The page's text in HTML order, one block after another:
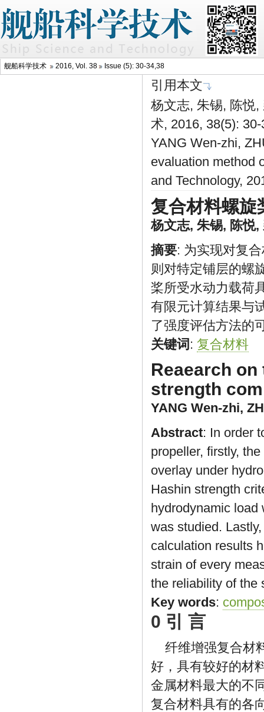
舰船科学技术 2016, Vol. 38 Issue (5): 30-34,38
引用本文
杨文志, 朱锡, 陈悦
术, 2016, 38(5):
YANG Wen-zhi,
evaluation method
and Technology,
复合材料螺旋
杨文志, 朱锡, 陈悦,
摘要: 为实现对复
则对特定铺层的螺
桨所受水动力载荷
有限元计算结果与
了强度评估方法的
关键词 : 复合材料
Reaearch
strength
YANG Wen-zhi,
Abstract: In order
propeller, firstly,
overlay under
Hashin strength
hydrodynamic load
was studied.
calculation results
strain of every
the reliability of the
Key words:
0 引 言
纤维增强复合材
好，具有较好的材
金属材料最大的不
复合材料具有的各